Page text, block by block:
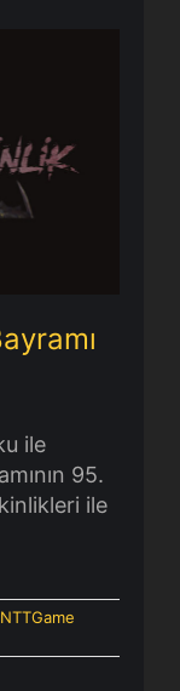
ile
95.
ile
NTTGame